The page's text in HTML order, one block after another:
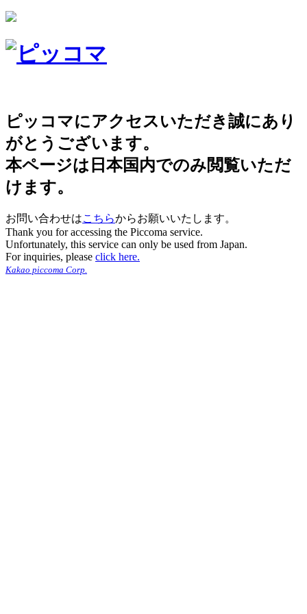
ピッコマにアクセスいただき誠にあり
がとうございます。
本ページは日本国内でのみ閲覧いただ
けます。
お問い合わせはこちらからお願いいたします。
Thank you for accessing the Piccoma service.
Unfortunately, this service can only be used from Japan.
For inquiries, please click here.
Kakao piccoma Corp.